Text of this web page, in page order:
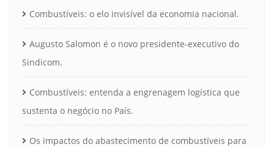
Combustíveis: o elo invisível da economia nacional.
Augusto Salomon é o novo presidente-executivo do
Sindicom.
Combustíveis: entenda a engrenagem logística que
sustenta o negócio no País.
Os impactos do abastecimento de combustíveis para